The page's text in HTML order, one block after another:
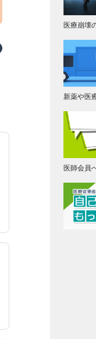
医療崩壊
新薬や医
医師会員